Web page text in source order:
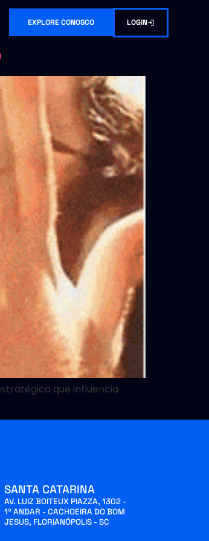
EXPLORE CONOSCO LOGIN
que influencia
SANTA CATARINA
AV. LUIZ BOITEUX PIAZZA, 1302 -
1º ANDAR - CACHOEIRA DO BOM
JESUS, FLORIANÓPOLIS - SC